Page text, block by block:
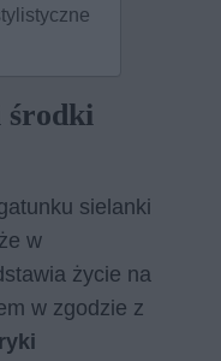
środki
sielanki
w
życie na
w zgodzie z